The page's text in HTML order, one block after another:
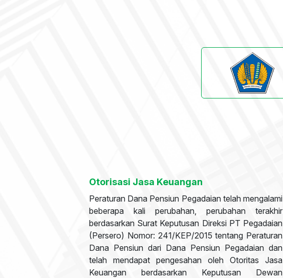
Otorisasi Jasa Keuangan
Peraturan Dana Pensiun Pegadaian telah mengalami
beberapa kali perubahan, perubahan terakhir
berdasarkan Surat Keputusan Direksi PT Pegadaian
(Persero) Nomor: 241/KEP/2015 tentang Peraturan
Dana Pensiun dari Dana Pensiun Pegadaian dan
telah mendapat pengesahan oleh Otoritas Jasa
Keuangan berdasarkan Keputusan Dewan